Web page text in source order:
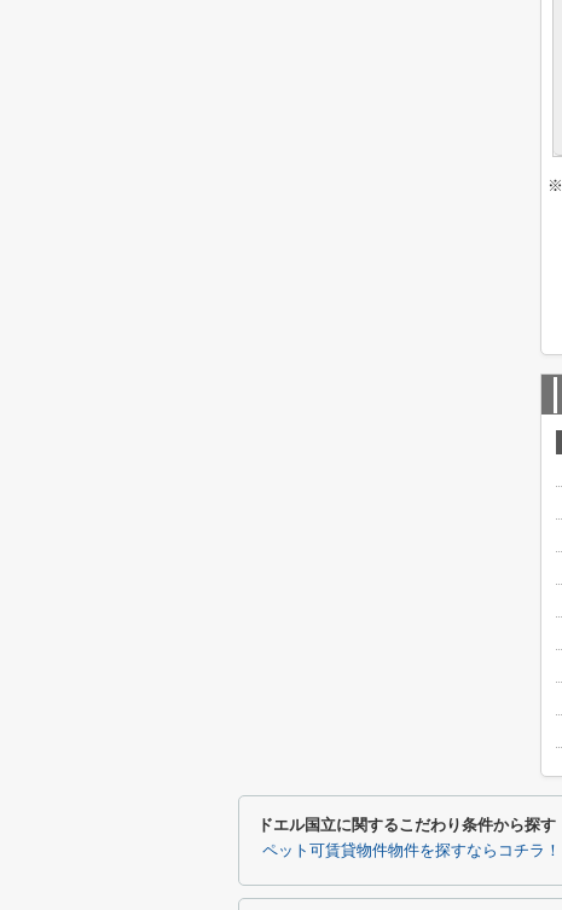
※
ドエル国立に関するこだわり条件から探す
ペット可賃貸物件物件を探すならコチラ！